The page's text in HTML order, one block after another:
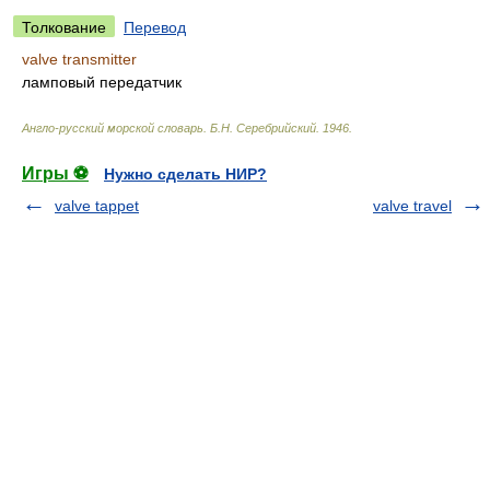
Толкование
Перевод
valve transmitter
ламповый передатчик
Англо-русский морской словарь Б.Н. Серебрийский 1946
Игры ⚽
Нужно сделать НИР?
valve tappet
valve travel